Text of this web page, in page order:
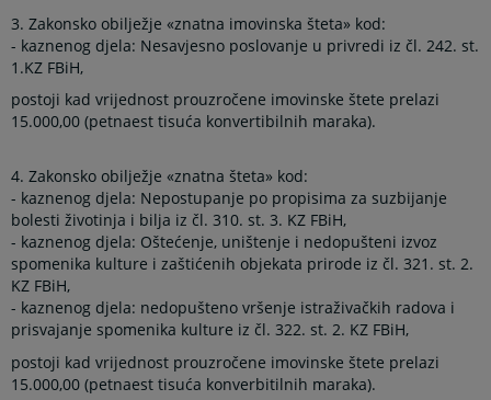
3. Zakonsko obilježje «znatna imovinska šteta» kod:
- kaznenog djela: Nesavjesno poslovanje u privredi iz čl. 242. st.
1.KZ FBiH,
postoji kad vrijednost prouzročene imovinske štete prelazi
15.000,00 (petnaest tisuća konvertibilnih maraka).
4. Zakonsko obilježje «znatna šteta» kod:
- kaznenog djela: Nepostupanje po propisima za suzbijanje
bolesti životinja i bilja iz čl. 310. st. 3. KZ FBiH,
- kaznenog djela: Oštećenje, uništenje i nedopušteni izvoz
spomenika kulture i zaštićenih objekata prirode iz čl. 321. st. 2.
KZ FBiH,
- kaznenog djela: nedopušteno vršenje istraživačkih radova i
prisvajanje spomenika kulture iz čl. 322. st. 2. KZ FBiH,
postoji kad vrijednost prouzročene imovinske štete prelazi
15.000,00 (petnaest tisuća konverbitilnih maraka).